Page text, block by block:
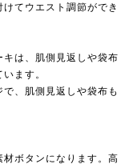
てウエスト調節ができ
は、肌側見返しや袋布
ます。
、肌側見返しや袋布も
ボタンになります。高